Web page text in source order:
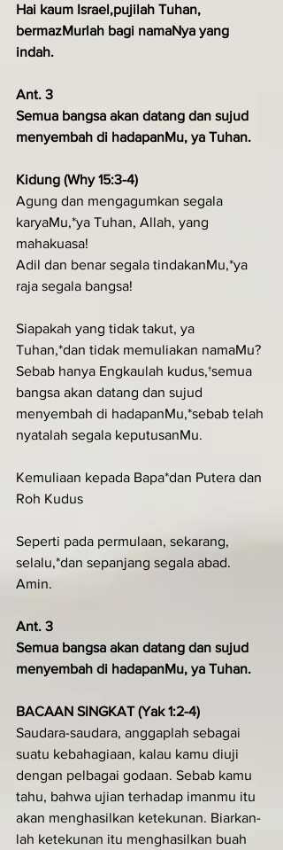
Hai kaum Israel,pujilah Tuhan,
bermazMurlah bagi namaNya yang
indah.
Ant. 3
Semua bangsa akan datang dan sujud
menyembah di hadapanMu, ya Tuhan.
Kidung (Why 15:3-4)
Agung dan mengagumkan segala
karyaMu,*ya Tuhan, Allah, yang
mahakuasa!
Adil dan benar segala tindakanMu,*ya
raja segala bangsa!
Siapakah yang tidak takut, ya
Tuhan,*dan tidak memuliakan namaMu?
Sebab hanya Engkaulah kudus,†semua
bangsa akan datang dan sujud
menyembah di hadapanMu,*sebab telah
nyatalah segala keputusanMu.
Kemuliaan kepada Bapa*dan Putera dan
Roh Kudus
Seperti pada permulaan, sekarang,
selalu,*dan sepanjang segala abad.
Amin.
Ant. 3
Semua bangsa akan datang dan sujud
menyembah di hadapanMu, ya Tuhan.
BACAAN SINGKAT (Yak 1:2-4)
Saudara-saudara, anggaplah sebagai
suatu kebahagiaan, kalau kamu diuji
dengan pelbagai godaan. Sebab kamu
tahu, bahwa ujian terhadap imanmu itu
akan menghasilkan ketekunan. Biarkan-
lah ketekunan itu menghasilkan buah